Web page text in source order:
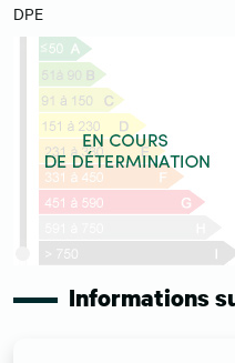
DPE
Informations